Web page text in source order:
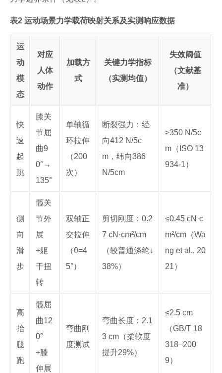
表2 运动场景力学载荷映射关系及实测响应数据
运
动
模
态
对应
人体
动作
加载方
式
关键力学指标
（实测均值）
失效阈值
（文献基
准）
快
速
起
跳
膝关
节屈
曲9
0°→
135°
单轴循
环拉伸
（200
次）
断裂强力：经
向412 N/5c
m，纬向386
N/5cm
≥350 N/5c
m（ISO 13
934-1）
侧
向
滑
步
髋关
节外
展
+躯
干扭
转
双轴正
交拉伸
（θ=4
5°）
剪切刚度：0.2
7 cN·cm²/cm
（较普通涤纶↓
38%）
≤0.45 cN·c
m²/cm（Wa
ng et al., 20
21）
高
抬
腿
跑
髋屈
曲12
0°
+膝
伸展
弯曲刚
度测试
弯曲长度：2.1
3 cm（柔软度
提升29%）
≤2.5 cm
（GB/T 18
318–200
9）